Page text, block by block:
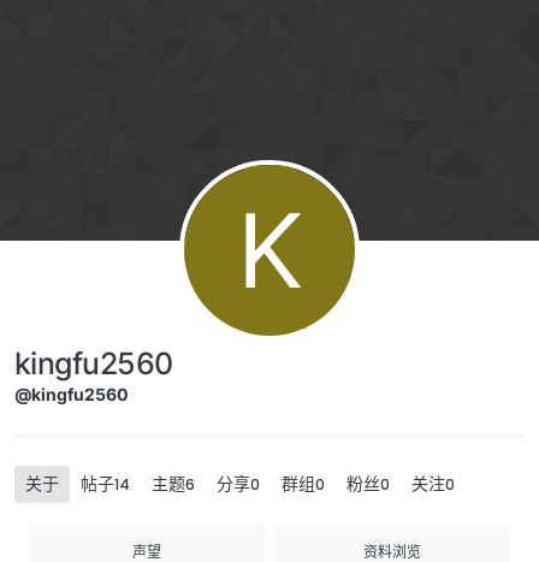
K
kingfu2560
@kingfu2560
关于 帖子14 主题6 分享0 群组0 粉丝0 关注0
声望 资料浏览